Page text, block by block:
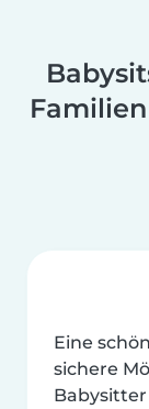
Eine
sichere